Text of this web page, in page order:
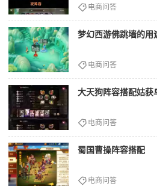
电商问答
梦幻西游佛跳墙的用
电商问答
大天狗阵容搭配姑获
电商问答
蜀国曹操阵容搭配
电商问答